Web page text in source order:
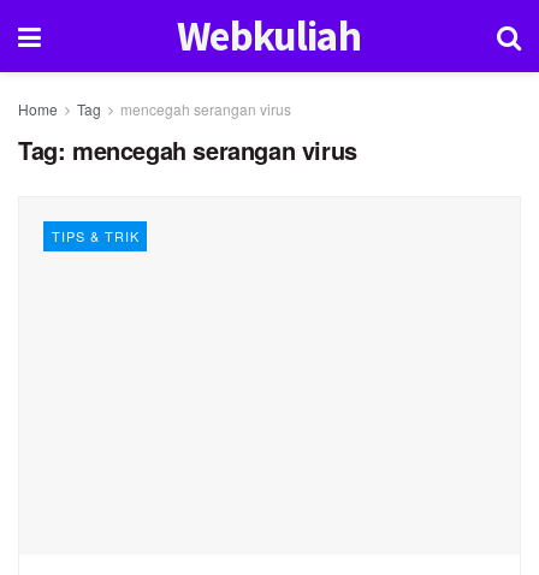
Webkuliah
Home Tag mencegah serangan virus
Tag: mencegah serangan virus
TIPS & TRIK